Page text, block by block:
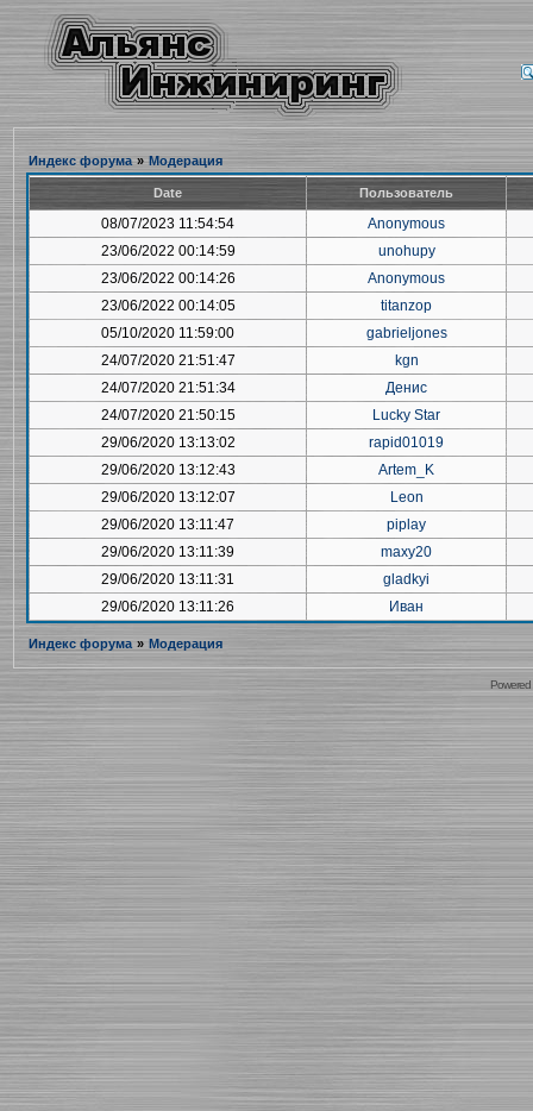
Индекс форума » Модерация
Date Пользователь
08/07/2023 11:54:54
Anonymous
23/06/2022 00:14:59
unohupy
23/06/2022 00:14:26
Anonymous
23/06/2022 00:14:05
titanzop
05/10/2020 11:59:00
gabrieljones
24/07/2020 21:51:47
kgn
24/07/2020 21:51:34
Денис
24/07/2020 21:50:15
Lucky Star
29/06/2020 13:13:02
rapid01019
29/06/2020 13:12:43
Artem_K
29/06/2020 13:12:07
Leon
29/06/2020 13:11:47
piplay
29/06/2020 13:11:39
maxy20
29/06/2020 13:11:31
gladkyi
29/06/2020 13:11:26
Иван
Индекс форума » Модерация